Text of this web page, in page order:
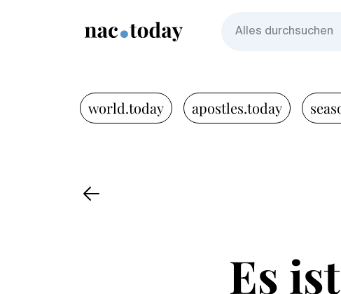
world.today apostles.today
Es